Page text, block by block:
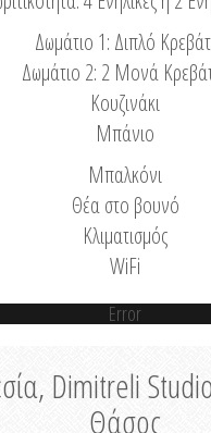
Δωμάτιο 1: Διπλό
Δωμάτιο 2: 2 Μονά
Κουζινάκι
Μπάνιο
Μπαλκόνι
Θέα στο βουνό
Κλιματισμός
WiFi
Error
Dimitreli
Θάσος